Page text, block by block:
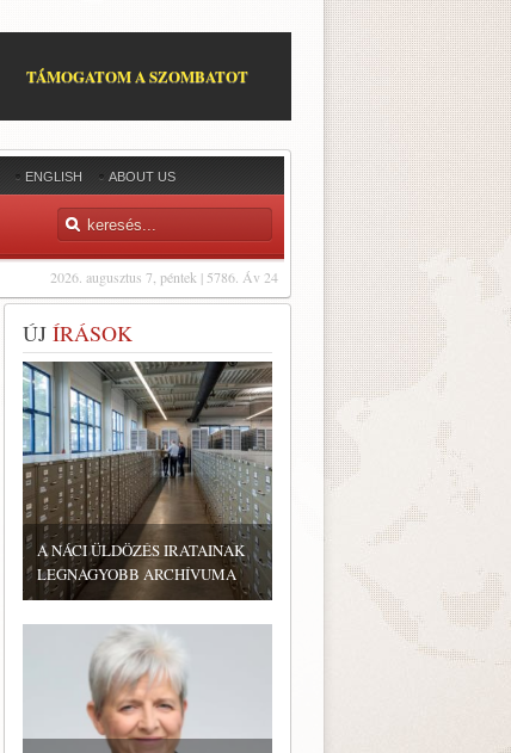
TÁMOGATOM A SZOMBATOT
ENGLISH ABOUT US
2026. augusztus 7, péntek | 5786. Áv 24
ÚJ ÍRÁSOK
A NÁCI ÜLDÖZÉS IRATAINAK
LEGNAGYOBB ARCHÍVUMA